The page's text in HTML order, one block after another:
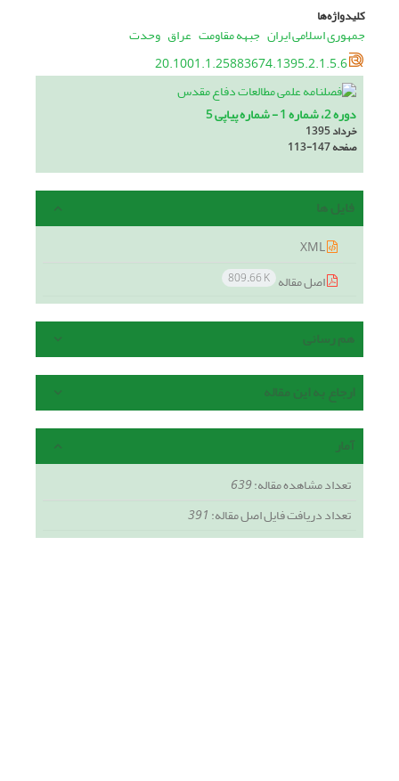
کلیدواژه‌ها
جمهوری اسلامی ایران جبهه مقاومت عراق وحدت
20.1001.1.25883674.1395.2.1.5.6
دوره 2، شماره 1 - شماره پیاپی 5
خرداد 1395
صفحه113-147
فایل ها
اصل مقاله 809.66 K
هم رسانی
ارجاع به این مقاله
آمار
تعداد مشاهده مقاله:639
تعداد دریافت فایل اصل مقاله:391